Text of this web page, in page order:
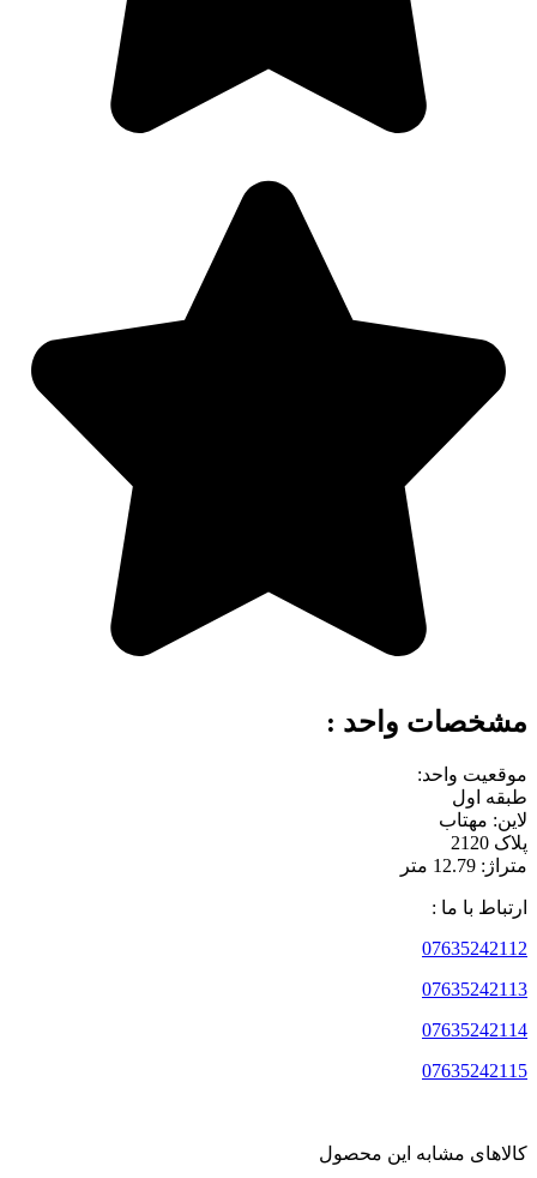
مشخصات واحد :
موقعیت واحد:
طبقه اول
لاین: مهتاب
پلاک 2120
متراژ: 12.79 متر
ارتباط با ما :
07635242112
07635242113
07635242114
07635242115
کالاهای مشابه این محصول